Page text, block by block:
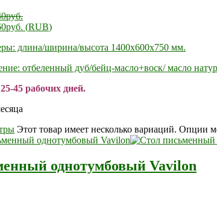
руб.
руб. (RUB)
длина/ширина/высота 1400х600х750 мм.
отбеленный дуб/бейц-масло+воск/ масло
45 рабочих дней.
Этот товар имеет несколько вариаций. Опции
однотумбовый Vavilon